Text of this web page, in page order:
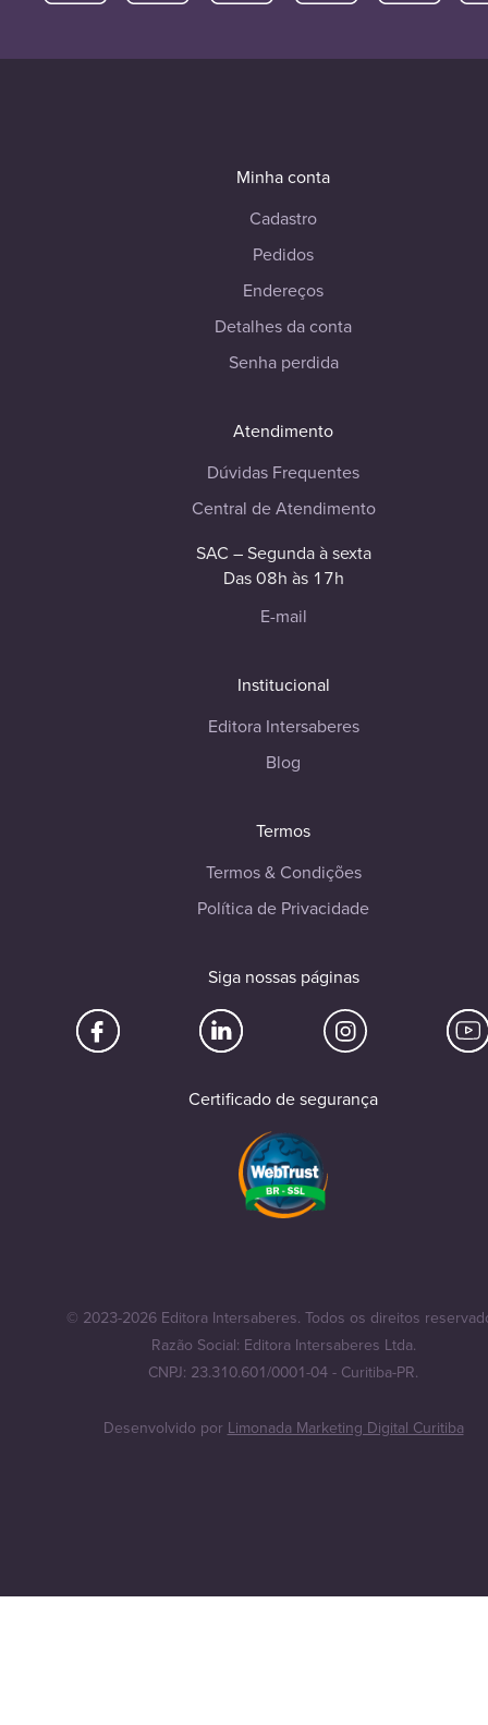
Minha conta
Cadastro
Pedidos
Endereços
Detalhes da conta
Senha perdida
Atendimento
Dúvidas Frequentes
Central de Atendimento
SAC – Segunda à sexta
Das 08h às 17h
E-mail
Institucional
Editora Intersaberes
Blog
Termos
Termos & Condições
Política de Privacidade
Siga nossas páginas
Certificado de segurança
© 2023-2026 Editora Intersaberes. Todos os direitos
Razão Social: Editora Intersaberes Ltda.
CNPJ: 23.310.601/0001-04 - Curitiba-PR.
Desenvolvido por Limonada Marketing Digital Curitiba